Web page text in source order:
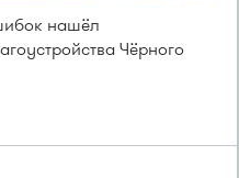
нашёл
Чёрного